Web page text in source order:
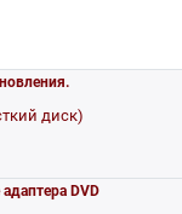
диск)
DVD